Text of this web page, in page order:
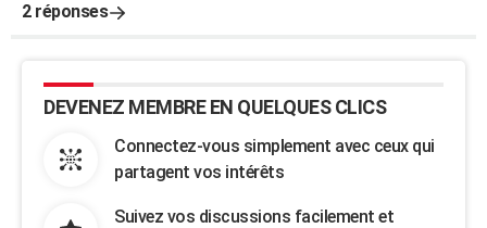
2 réponses
DEVENEZ MEMBRE EN QUELQUES CLICS
Connectez-vous simplement avec ceux qui
partagent vos intérêts
Suivez vos discussions facilement et